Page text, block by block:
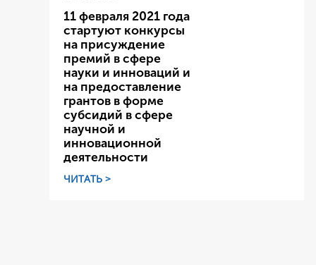
11 февраля 2021 года
стартуют конкурсы
на присуждение
премий в сфере
науки и инноваций и
на предоставление
грантов в форме
субсидий в сфере
научной и
инновационной
деятельности
ЧИТАТЬ >